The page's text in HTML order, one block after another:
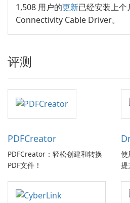
1,508 用户的更新已经安装上
Connectivity Cable Driver。
评测
PDFCreator
PDFCreator：轻松创建和转换
PDF文件！
提